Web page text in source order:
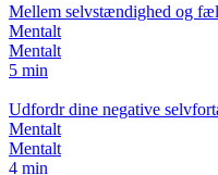
Mellem selvstændighed og
Mentalt
Mentalt
5 min
Udfordr dine negative
Mentalt
Mentalt
4 min